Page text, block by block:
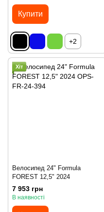
Купити
+2
Хіт
Велосипед 24" Formula
FOREST 12,5" 2024
7 953 грн
В наявності